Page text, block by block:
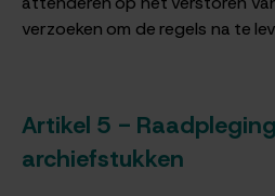
verzoeken om de regels na te
Artikel 5 -
archiefstukken